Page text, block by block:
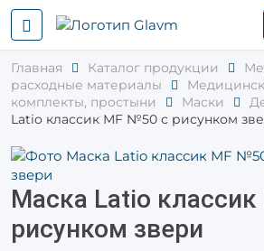
Главная Каталог продукции
расходные материалы
комплекты, простыни
Маски
Latio классик МF №50 с рисунком
Маска Latio
рисунком звери